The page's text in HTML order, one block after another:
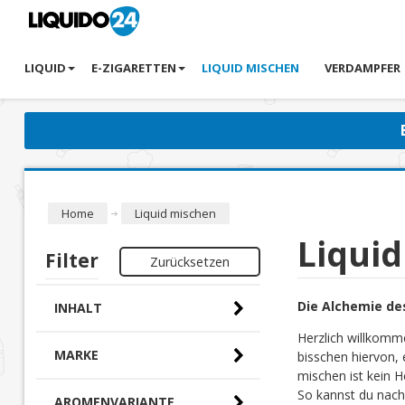
LIQUID E-ZIGARETTEN LIQUID MISCHEN VERDAMPFER
Home Liquid mischen
Die Alchemie
Herzlich
bisschen hiervon,
mischen ist kein
So kannst du
Filter Zurücksetzen
INHALT
MARKE